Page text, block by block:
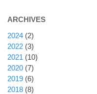
ARCHIVES
2024 (2)
2022 (3)
2021 (10)
2020 (7)
2019 (6)
2018 (8)